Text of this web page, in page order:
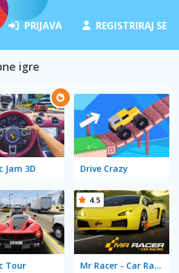
PRIJAVA REGISTRIRAJ SE
igre
Jam 3D Drive Crazy
Tour Mr Racer - Car Racing
4.5